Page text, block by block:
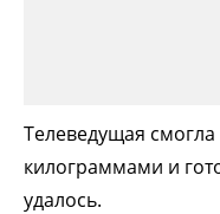
Телеведущая
килограммами и
удалось.